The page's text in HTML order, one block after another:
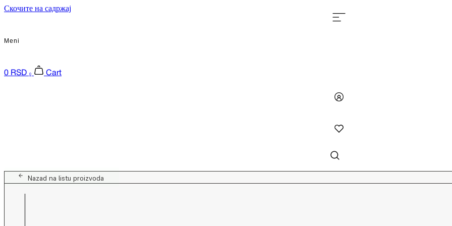
Скочите на садржај
Meni
0 RSD 0 Cart
Nazad na listu proizvoda